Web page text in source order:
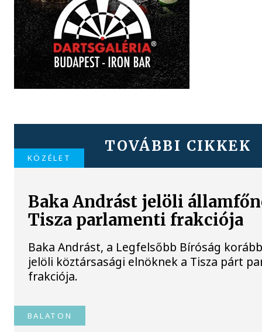
TOVÁBBI CIKKEK
KÖZÉLET
Baka Andrást jelöli
Tisza parlamenti frakciója
Baka Andrást, a Legfelsőbb Bíróság
jelöli köztársasági elnöknek a Tisza párt
frakciója.
BALATON